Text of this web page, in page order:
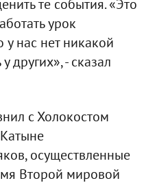
те события. «Это
урок
у нас нет никакой
других», - сказал
с Холокостом
осуществленные
Второй мировой